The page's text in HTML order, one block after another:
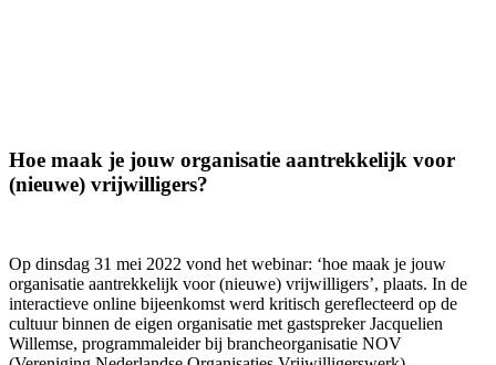
Hoe maak je jouw organisatie aantrekkelijk voor
(nieuwe) vrijwilligers?
Op dinsdag 31 mei 2022 vond het webinar: ‘hoe maak je jouw
organisatie aantrekkelijk voor (nieuwe) vrijwilligers’, plaats. In de
interactieve online bijeenkomst werd kritisch gereflecteerd op de
cultuur binnen de eigen organisatie met gastspreker Jacquelien
Willemse, programmaleider bij brancheorganisatie NOV